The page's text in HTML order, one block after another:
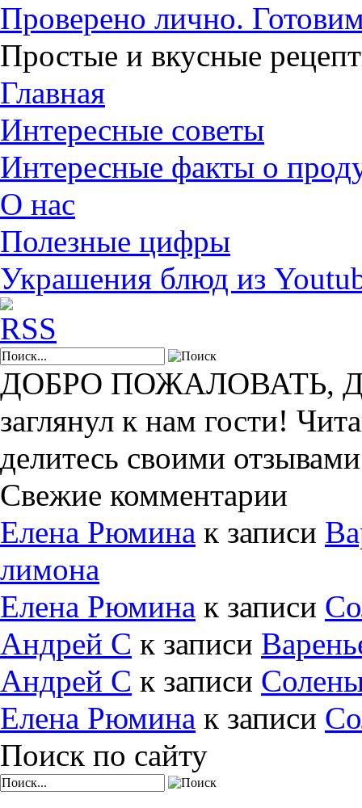
Проверено лично.
Простые и вкусные
Главная
Интересные советы
Интересные факты о
О нас
Полезные цифры
Украшения блюд из
ДОБРО ПОЖАЛОВАТЬ,
заглянул к нам гости!
делитесь своими
Свежие комментарии
Елена Рюмина к записи
лимона
Елена Рюмина к записи
Андрей С к записи
Андрей С к записи
Елена Рюмина к записи
Поиск по сайту